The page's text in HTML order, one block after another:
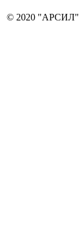
© 2020 "АРСИЛ"